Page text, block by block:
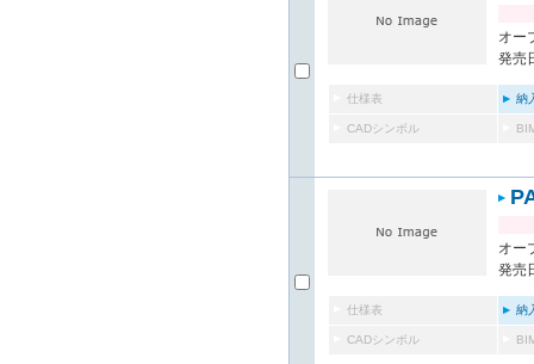
オー
発売
仕様表 納
CADシンボル
オー
発売
仕様表 納
CADシンボル